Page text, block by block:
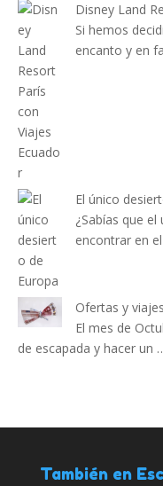
Disney Land
Si hemos
encanto y en
El único
¿Sabías que
encontrar en
Ofertas y
El mes de
de escapada y hacer un
También en